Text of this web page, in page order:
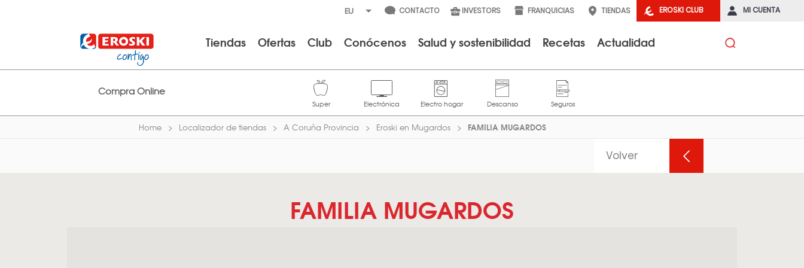
EROSKI CLUB MI CUENTA
CONTACTO INVESTORS FRANQUICIAS TIENDAS
Tiendas Ofertas Club Conócenos Salud y sostenibilidad Recetas Actualidad
Compra Online
Home Localizador de tiendas A Coruña Provincia Eroski en Mugardos FAMILIA MUGARDOS
Volver
FAMILIA MUGARDOS